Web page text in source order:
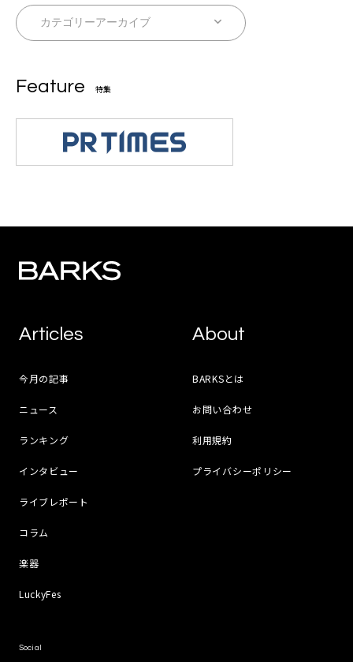
Feature 特集
Articles
今月の記事
ニュース
ランキング
インタビュー
ライブレポート
コラム
楽器
LuckyFes
About
BARKSとは
お問い合わせ
利用規約
プライバシーポリシー
Social